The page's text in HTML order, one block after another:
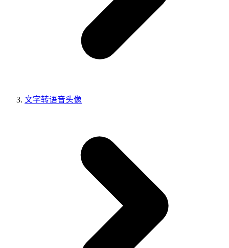
文字转语音头像